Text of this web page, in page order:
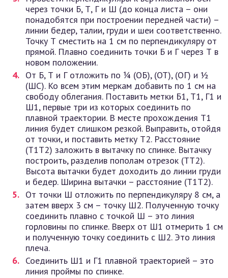
через точки Б, Т, Г и Ш (до конца листа – они
понадобятся при построении передней части) –
линии бедер, талии, груди и шеи соответственно.
Точку Т сместить на 1 см по перпендикуляру от
прямой. Плавно соединить точки Б и Г через Т в
новом положении.
От Б, Т и Г отложить по ¼ (ОБ), (ОТ), (ОГ) и ½
(ШС). Ко всем этим меркам добавить по 1 см на
свободу облегания. Поставить метки Б1, Т1, Г1 и
Ш1, первые три из которых соединить по
плавной траектории. В месте прохождения Т1
линия будет слишком резкой. Выправить, отойдя
от точки, и поставить метку Т2. Расстояние
(Т1Т2) заложить в вытачку по спинке. Вытачку
построить, разделив пополам отрезок (ТТ2).
Высота вытачки будет доходить до линии груди
и бедер. Ширина вытачки – расстояние (Т1Т2).
От точки Ш отложить по перпендикуляру 8 см, а
затем вверх 3 см – точку Ш2. Полученную точку
соединить плавно с точкой Ш – это линия
горловины по спинке. Вверх от Ш1 отмерить 1 см
и полученную точку соединить с Ш2. Это линия
плеча.
Соединить Ш1 и Г1 плавной траекторией – это
линия проймы по спинке.